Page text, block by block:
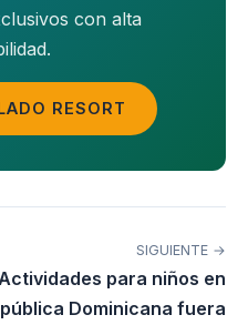
con alta
RESORT
SIGUIENTE →
Actividades para niños en
Dominicana fuera